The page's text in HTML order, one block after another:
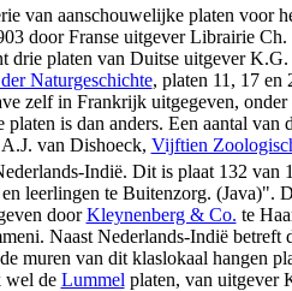
van aanschouwelijke platen voor
door Franse uitgever Librairie
drie platen van Duitse uitgever
Naturgeschichte, platen 11, 17 en
zelf in Frankrijk uitgegeven, onder
is dan anders. Een aantal van
van Dishoeck, Vijftien
Indië. Dit is plaat 132 van
leerlingen te Buitenzorg. (Java)".
doorKleynenberg & Co. te
Naast Nederlands-Indië betreft
muren van dit klaslokaal hangen
wel de Lummel platen, van uitgever